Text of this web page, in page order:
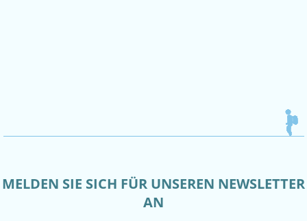
MELDEN SIE SICH FÜR UNSEREN NEWSLETTER
AN